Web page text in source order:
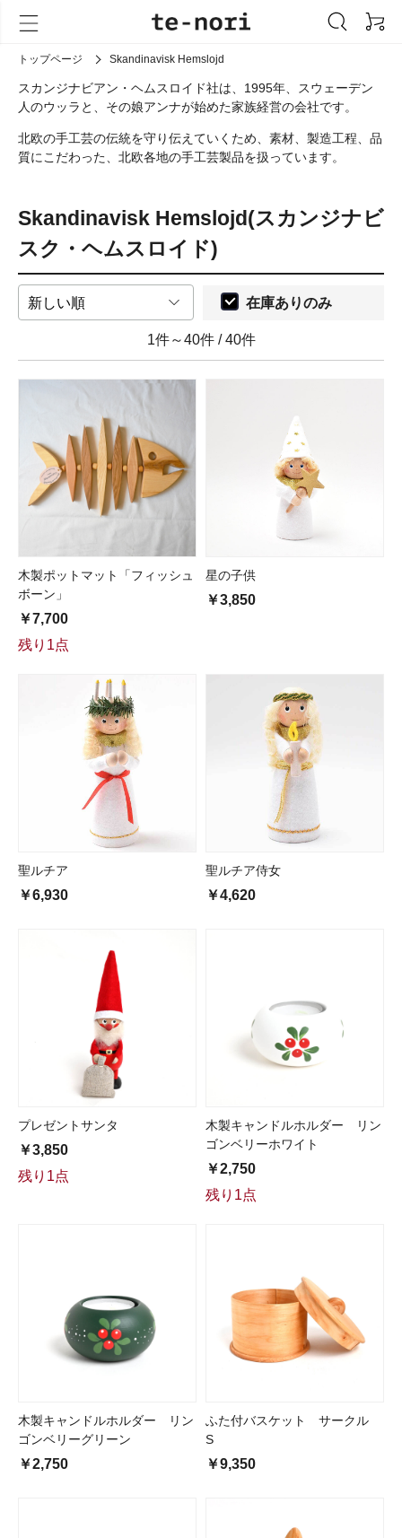
トップページ Skandinavisk Hemslojd
スカンジナビアン・ヘムスロイド社は、1995年、スウェーデン
人のウッラと、その娘アンナが始めた家族経営の会社です。
北欧の手工芸の伝統を守り伝えていくため、素材、製造工程、品
質にこだわった、北欧各地の手工芸製品を扱っています。
Skandinavisk Hemslojd(スカンジナビ
スク・ヘムスロイド)
在庫ありのみ
1件～40件 / 40件
木製ポットマット「フィッシュ
ボーン」
￥7,700
残り1点
星の子供
￥3,850
聖ルチア
￥6,930
聖ルチア侍女
￥4,620
プレゼントサンタ
￥3,850
残り1点
木製キャンドルホルダー リン
ゴンベリーホワイト
￥2,750
残り1点
木製キャンドルホルダー リン
ゴンベリーグリーン
￥2,750
ふた付バスケット サークル
S
￥9,350